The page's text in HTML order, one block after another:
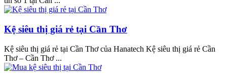
Kệ siêu thị giá rẻ tại Cần Thơ
Kệ siêu thị giá rẻ tại Cần Thơ của Hanatech Kệ siêu thị giá rẻ Cần
Thơ – Cần Thơ ...